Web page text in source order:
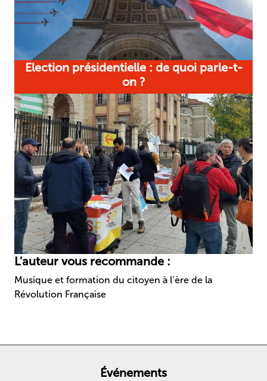
Election présidentielle : de quoi parle-t-
on ?
L'auteur vous recommande :
Musique et formation du citoyen à l’ère de la
Révolution Française
Événements